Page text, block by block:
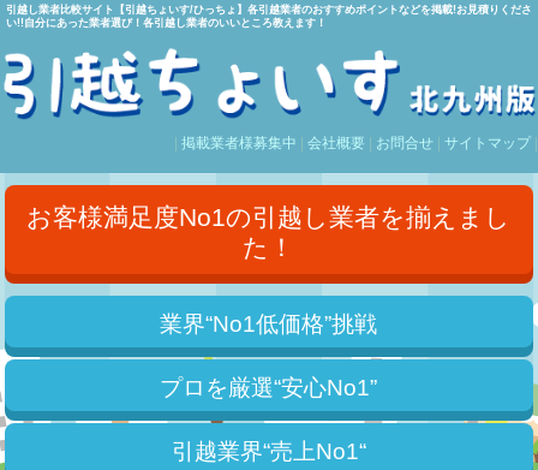
引越し業者比較サイト【引越ちょいす/ひっちょ】各引越業者のおすすめポイントなどを掲載!お見積りくださ
い!!自分にあった業者選び！各引越し業者のいいところ教えます！
掲載業者様募集中 会社概要 お問合せ サイトマップ
お客様満足度No1の引越し業者を揃えまし
た！
業界“No1低価格”挑戦
プロを厳選“安心No1”
引越業界“売上No1“